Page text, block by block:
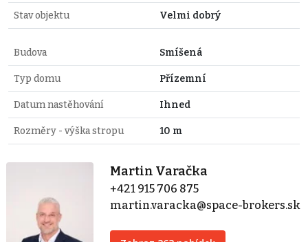
Stav objektu Velmi dobrý
Budova Smíšená
Typ domu Přízemní
Datum nastěhování Ihned
Rozměry - výška stropu 10 m
Martin Varačka
+421 915 706 875
martin.varacka@space-brokers.sk